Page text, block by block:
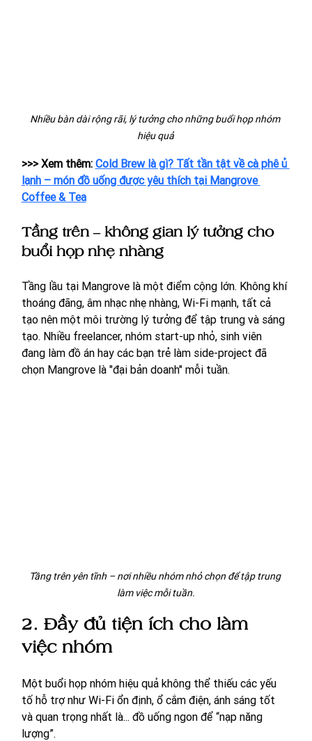
Nhiều bàn dài rộng rãi, lý tưởng cho những buổi họp nhóm
hiệu quả
>>> Xem thêm: Cold Brew là gì? Tất tần tật về cà phê ủ
lạnh – món đồ uống được yêu thích tại Mangrove
Coffee & Tea
Tầng trên – không gian lý tưởng cho
buổi họp nhẹ nhàng
Tầng lầu tại Mangrove là một điểm cộng lớn. Không khí
thoáng đãng, âm nhạc nhẹ nhàng, Wi-Fi mạnh, tất cả
tạo nên một môi trường lý tưởng để tập trung và sáng
tạo. Nhiều freelancer, nhóm start-up nhỏ, sinh viên
đang làm đồ án hay các bạn trẻ làm side-project đã
chọn Mangrove là "đại bản doanh" mỗi tuần.
Tầng trên yên tĩnh – nơi nhiều nhóm nhỏ chọn để tập trung
làm việc mỗi tuần.
2. Đầy đủ tiện ích cho làm
việc nhóm
Một buổi họp nhóm hiệu quả không thể thiếu các yếu
tố hỗ trợ như Wi-Fi ổn định, ổ cắm điện, ánh sáng tốt
và quan trọng nhất là... đồ uống ngon để “nạp năng
lượng”.